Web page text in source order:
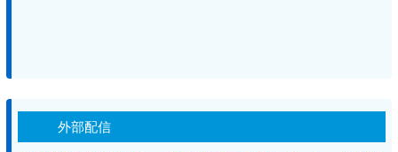
外部配信